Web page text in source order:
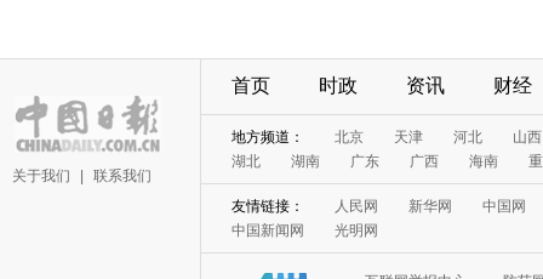
关于我们 联系我们
首页 时政 资讯 财经
地方频道： 北京 天津 河北
山西
湖北
湖南 广东 广西 海南
友情链接： 人民网 新华网
中国网
中国新闻网
光明网